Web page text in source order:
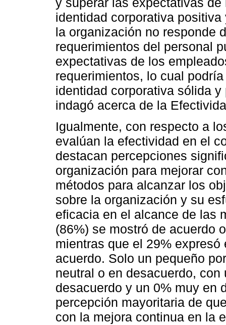
identidad corporativa
la organización no responde
requerimientos del personal
expectativas de los
requerimientos, lo cual
identidad corporativa sólida
indagó acerca de la
Igualmente, con respecto a
evalúan la efectividad en el
destacan percepciones
organización para mejorar
métodos para alcanzar los
sobre la organización y su
eficacia en el alcance de las
(86%) se mostró de acuerdo
mientras que el 29%
acuerdo. Solo un pequeño
neutral o en desacuerdo,
desacuerdo y un 0% muy en
percepción mayoritaria de
con la mejora continua en la